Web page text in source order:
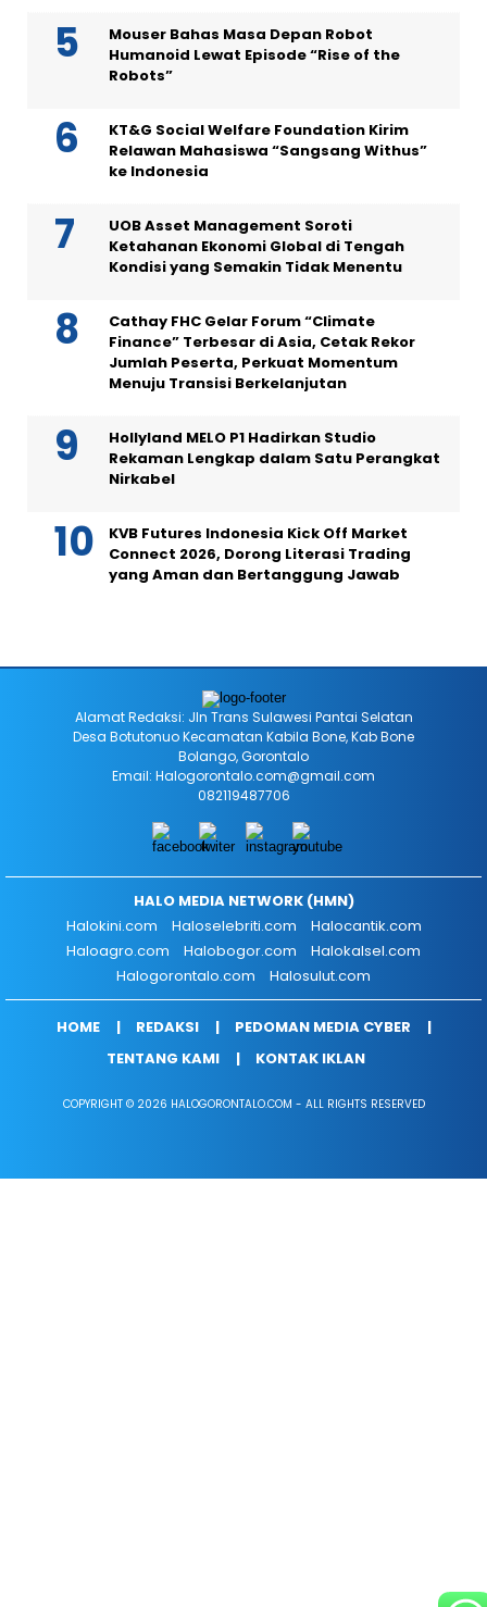
Mouser Bahas Masa Depan Robot
Humanoid Lewat Episode “Rise of the
Robots”
KT&G Social Welfare Foundation Kirim
Relawan Mahasiswa “Sangsang Withus”
ke Indonesia
UOB Asset Management Soroti
Ketahanan Ekonomi Global di Tengah
Kondisi yang Semakin Tidak Menentu
Cathay FHC Gelar Forum “Climate
Finance” Terbesar di Asia, Cetak Rekor
Jumlah Peserta, Perkuat Momentum
Menuju Transisi Berkelanjutan
Hollyland MELO P1 Hadirkan Studio
Rekaman Lengkap dalam Satu Perangkat
Nirkabel
KVB Futures Indonesia Kick Off Market
Connect 2026, Dorong Literasi Trading
yang Aman dan Bertanggung Jawab
Alamat Redaksi: Jln Trans Sulawesi Pantai Selatan
Desa Botutonuo Kecamatan Kabila Bone, Kab Bone
Bolango, Gorontalo
Email: Halogorontalo.com@gmail.com
082119487706
HALO MEDIA NETWORK (HMN)
Halokini.com
Haloselebriti.com
Halocantik.com
Haloagro.com
Halobogor.com
Halokalsel.com
Halogorontalo.com
Halosulut.com
HOME REDAKSI
PEDOMAN MEDIA CYBER
TENTANG KAMI
KONTAK IKLAN
COPYRIGHT © 2026 HALOGORONTALO.COM - ALL RIGHTS RESERVED